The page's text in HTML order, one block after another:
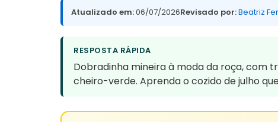
Atualizado em:06/07/2026Revisado por:Beatriz
RESPOSTA RÁPIDA
Dobradinha mineira à moda da roça, com
cheiro-verde. Aprenda o cozido de julho